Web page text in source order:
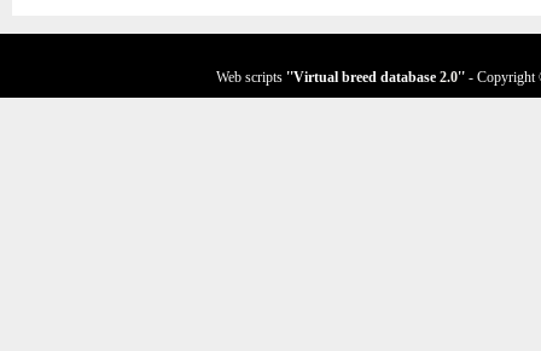
Web scripts ''Virtual breed database 2.0'' - Copyright